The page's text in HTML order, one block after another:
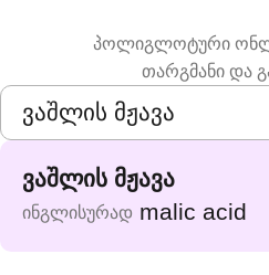
პოლიგლოტური
თარგმანი და
ვაშლის მჟავა
ინგლისურად malic acid